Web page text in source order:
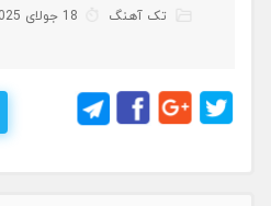
تک آهنگ 18 جولای 2025